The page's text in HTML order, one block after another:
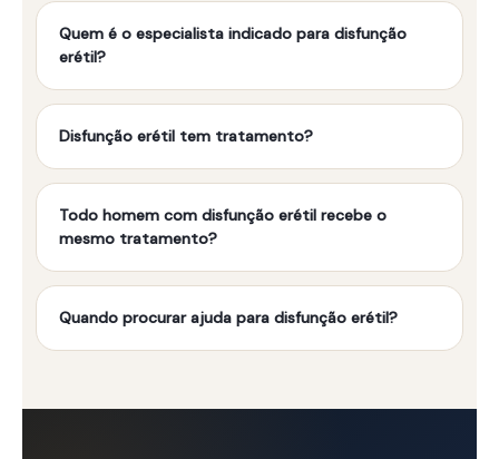
Quem é o especialista indicado para disfunção
erétil?
Disfunção erétil tem tratamento?
Todo homem com disfunção erétil recebe o
mesmo tratamento?
Quando procurar ajuda para disfunção erétil?